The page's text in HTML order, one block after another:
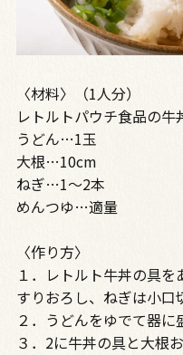
〈材料〉（1人分）
レトルトパウチ食品の
うどん…1玉
大根…10cm
ねぎ…1～2本
めんつゆ…適量
〈作り方〉
１．レトルト牛丼の具
すりおろし、ねぎは小口
２．うどんをゆでて器に
３．2に牛丼の具と大根